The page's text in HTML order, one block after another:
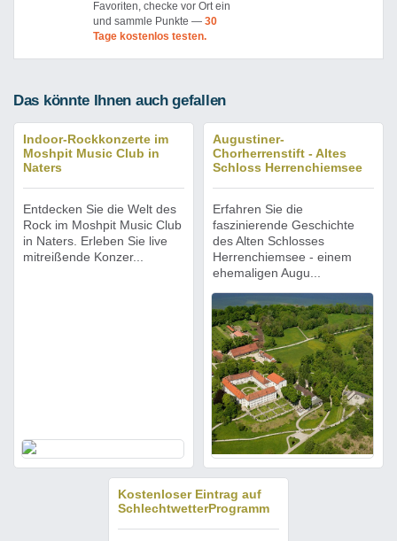
Favoriten, checke vor Ort ein
und sammle Punkte —30
Tage kostenlos testen.
Das könnte Ihnen auch gefallen
Indoor-Rockkonzerte im
Moshpit Music Club in
Naters
Entdecken Sie die Welt des
Rock im Moshpit Music Club
in Naters. Erleben Sie live
mitreißende Konzer...
Augustiner-
Chorherrenstift - Altes
Schloss Herrenchiemsee
Erfahren Sie die
faszinierende Geschichte
des Alten Schlosses
Herrenchiemsee - einem
ehemaligen Augu...
Kostenloser Eintrag auf
SchlechtwetterProgramm